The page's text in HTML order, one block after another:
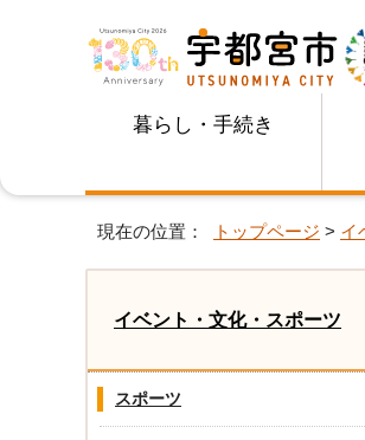
暮らし・手続き
現在の位置： トップページ > イ
イベント・文化・スポーツ
スポーツ